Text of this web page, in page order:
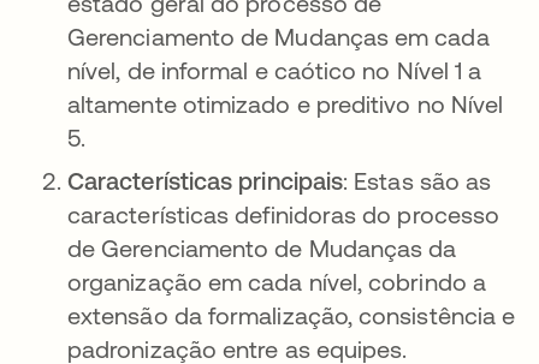
Gerenciamento de Mudanças em cada
nível, de informal e caótico no Nível 1 a
altamente otimizado e preditivo no Nível
5.
Características principais: Estas são as
características definidoras do processo
de Gerenciamento de Mudanças da
organização em cada nível, cobrindo a
extensão da formalização, consistência e
padronização entre as equipes.